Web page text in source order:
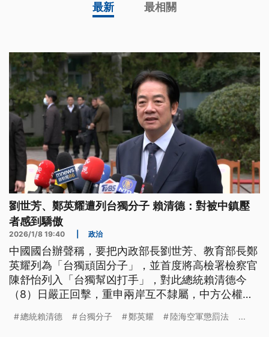
最新 最相關
劉世芳、鄭英耀遭列台獨分子 賴清德：對被中鎮壓
者感到驕傲
2026/1/8 19:40 政治
中國國台辦聲稱，要把內政部長劉世芳、教育部長鄭
英耀列為「台獨頑固分子」，並首度將高檢署檢察官
陳舒怡列入「台獨幫凶打手」，對此總統賴清德今
（8）日嚴正回擊，重申兩岸互不隸屬，中方公權力
傲。
總統賴清德 台獨分子 鄭英耀 陸海空軍懲罰法 ...